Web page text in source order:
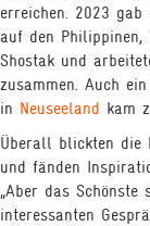
erreichen. 2023
auf den Philippinen,
Shostak und
zusammen. Auch
in Neuseeland kam
Überall blickten die
und fänden
„Aber das
interessanten